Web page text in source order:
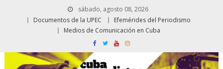
sábado, agosto 08, 2026
Documentos de la UPEC
Efemérides del Periodismo
Medios de Comunicación en Cuba